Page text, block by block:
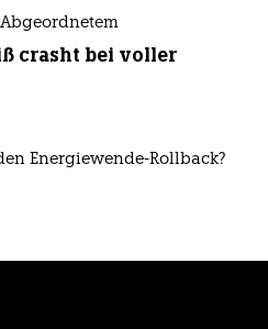
crasht bei voller
Energiewende-Rollback?